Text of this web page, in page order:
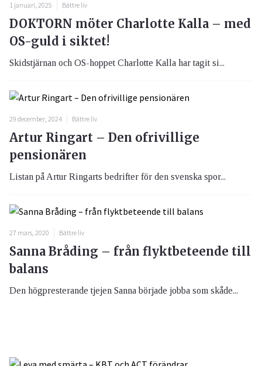
1 januari, 2025 Bättre liv
DOKTORN möter Charlotte Kalla – med
OS-guld i siktet!
Skidstjärnan och OS-hoppet Charlotte Kalla har tagit si...
29 december, 2024 Bättre liv
Artur Ringart – Den ofrivillige
pensionären
Listan på Artur Ringarts bedrifter för den svenska spor...
27 mars, 2020 Bättre liv
Sanna Bråding – från flyktbeteende till
balans
Den högpresterande tjejen Sanna började jobba som skåde...